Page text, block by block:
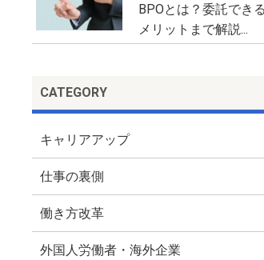
BPOとは？委託でき
メリットまで解説...
CATEGORY
キャリアアップ
仕事の裏側
働き方改革
外国人労働者・海外企業